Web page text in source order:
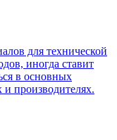
для технической
иногда ставит
в основных
производителях.